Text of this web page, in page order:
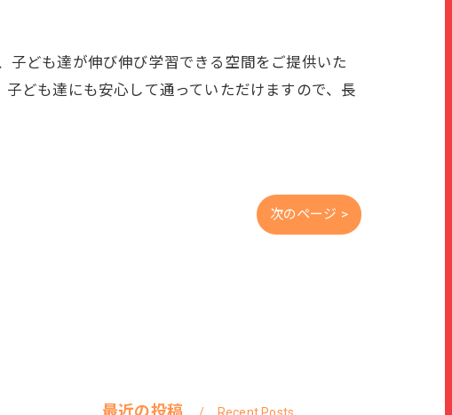
子ども達が伸び伸び学習できる空間をご提供いた
ども達にも安心して通っていただけますので、長
次のページ >
最近の投稿